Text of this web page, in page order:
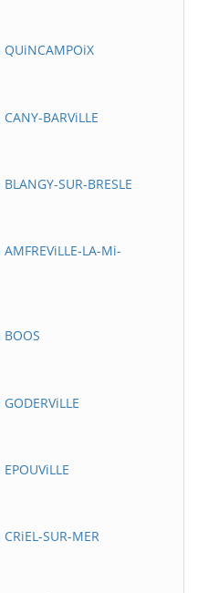
BARViLLE
SUR-BRESLE
LA-Mi-
SUR-MER